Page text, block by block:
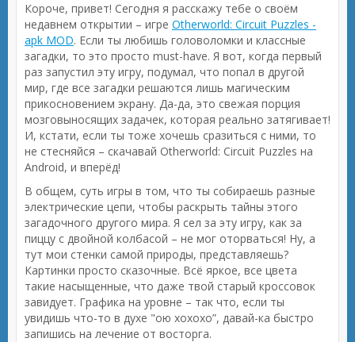
Короче, привет! Сегодня я расскажу тебе о своём
недавнем открытии – игре Otherworld: Circuit Puzzles -
apk MOD. Если ты любишь головоломки и классные
загадки, то это просто must-have. Я вот, когда первый
раз запустил эту игру, подумал, что попал в другой
мир, где все загадки решаются лишь магическим
прикосновением экрану. Да-да, это свежая порция
мозговыносящих задачек, которая реально затягивает!
И, кстати, если ты тоже хочешь сразиться с ними, то
не стесняйся – скачавай Otherworld: Circuit Puzzles на
Android, и вперёд!
В общем, суть игры в том, что ты собираешь разные
электрические цепи, чтобы раскрыть тайны этого
загадочного другого мира. Я сел за эту игру, как за
пиццу с двойной колбасой – не мог оторваться! Ну, а
тут мои стенки самой природы, представляешь?
Картинки просто сказочные. Всё яркое, все цвета
такие насыщенные, что даже твой старый кроссовок
завидует. Графика на уровне – так что, если ты
увидишь что-то в духе "ою хохохо”, давай-ка быстро
запишись на лечение от восторга.